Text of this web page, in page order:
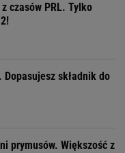
czasów PRL. Tylko
składnik do
prymusów. Większość z